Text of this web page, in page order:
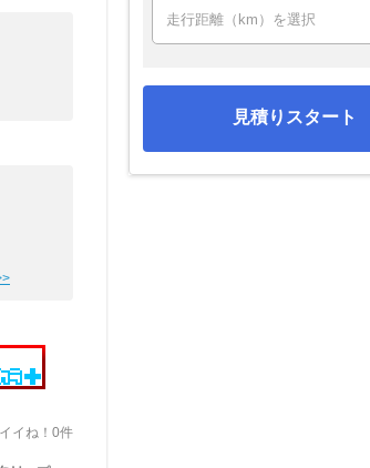
イイね！0件
見積りスタート